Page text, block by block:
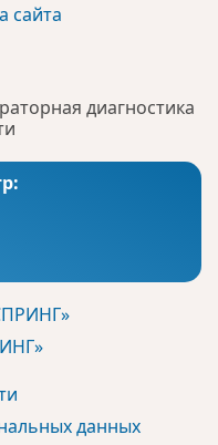
диагностика
данных
сайта